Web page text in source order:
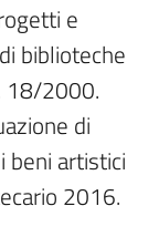
e
biblioteche
18/2000.
di
artistici
2016.